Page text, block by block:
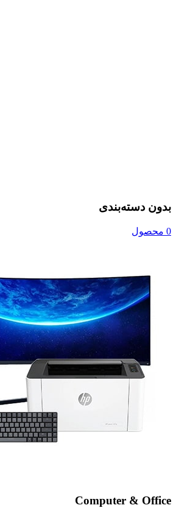
بدون دسته‌بندی
0 محصول
Computer & Office